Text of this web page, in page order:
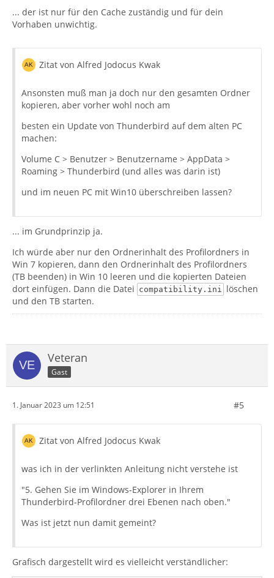
... der ist nur für den Cache zuständig und für dein
Vorhaben unwichtig.
Zitat von Alfred Jodocus Kwak
Ansonsten muß man ja doch nur den gesamten Ordner
kopieren, aber vorher wohl noch am
besten ein Update von Thunderbird auf dem alten PC
machen:
Volume C > Benutzer > Benutzername > AppData >
Roaming > Thunderbird (und alles was darin ist)
und im neuen PC mit Win10 überschreiben lassen?
... im Grundprinzip ja.
Ich würde aber nur den Ordnerinhalt des Profilordners in
Win 7 kopieren, dann den Ordnerinhalt des Profilordners
(TB beenden) in Win 10 leeren und die kopierten Dateien
dort einfügen. Dann die Datei compatibility.ini
löschen
und den TB starten.
Veteran
Gast
1. Januar 2023 um 12:51 #5
Zitat von Alfred Jodocus Kwak
was ich in der verlinkten Anleitung nicht verstehe ist
"5. Gehen Sie im Windows-Explorer in Ihrem
Thunderbird-Profilordner drei Ebenen nach oben."
Was ist jetzt nun damit gemeint?
Grafisch dargestellt wird es vielleicht verständlicher: